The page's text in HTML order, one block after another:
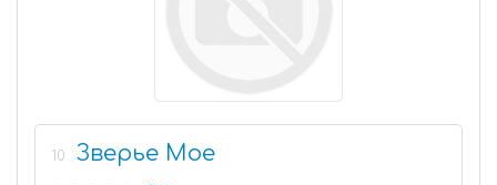
10 Зверье Мое